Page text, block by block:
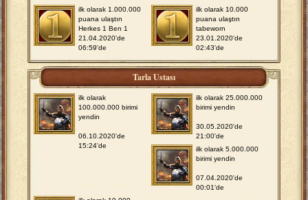
ilk olarak 1.000.000
puana ulaştın
Herkes 1 Ben 1
21.04.2020'de
06:59'de
ilk olarak 10.000
puana ulaştın
tabeworn
23.01.2020'de
02:43'de
Tarla Ustası
ilk olarak
100.000.000 birimi
yendin
06.10.2020'de
15:24'de
ilk olarak 25.000.000
birimi yendin
30.05.2020'de
21:00'de
ilk olarak 5.000.000
birimi yendin
07.04.2020'de
00:01'de